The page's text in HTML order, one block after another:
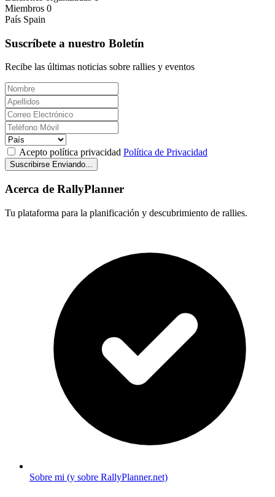
Miembros 0
País Spain
Suscríbete a nuestro Boletín
Recibe las últimas noticias sobre rallies y eventos
Acepto política privacidad Política de Privacidad
Suscribirse Enviando...
Acerca de RallyPlanner
Tu plataforma para la planificación y descubrimiento de rallies.
Sobre mi (y sobre RallyPlanner.net)